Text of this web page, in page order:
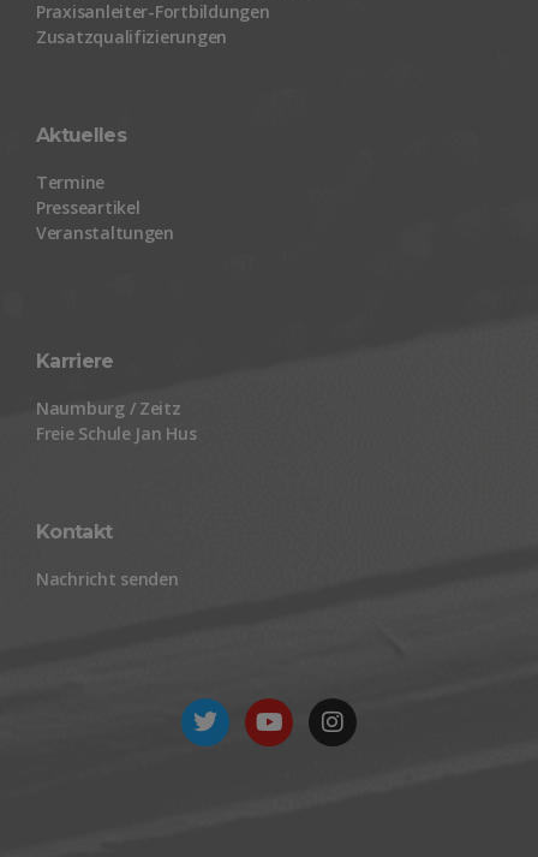
Praxisanleiter-Fortbildungen
Zusatzqualifizierungen
Aktuelles
Termine
Presseartikel
Veranstaltungen
Karriere
Naumburg / Zeitz
Freie Schule Jan Hus
Kontakt
Nachricht senden